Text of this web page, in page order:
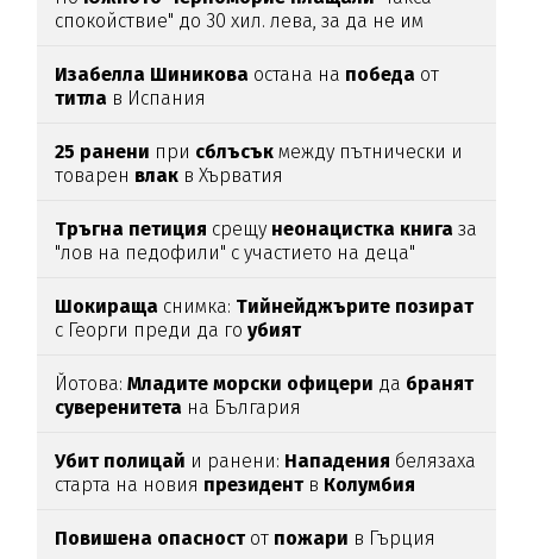
спокойствие" до 30 хил. лева, за да не им
Изабелла Шиникова остана на победа от
титла в Испания
25 ранени при сблъсък между пътнически и
товарен влак в Хърватия
Тръгна петиция срещу неонацистка книга за
"лов на педофили" с участието на деца"
Шокираща снимка: Тийнейджърите позират
с Георги преди да гоубият
Йотова:Младите морски офицери да бранят
суверенитета на България
Убит полицай и ранени: Нападения белязаха
старта на новия президентв Колумбия
Повишена опасностот пожари в Гърция